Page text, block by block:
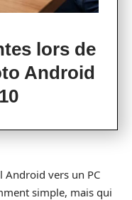
lors de
Android
Android vers un PC
simple, mais qui